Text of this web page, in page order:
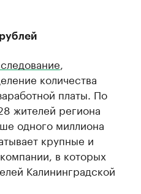
количества
платы. По
жителей региона
одного миллиона
крупные и
в которых
Калининградской